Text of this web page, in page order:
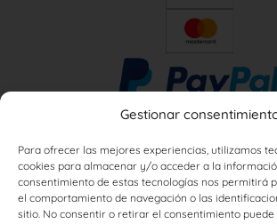
Gestionar
Para ofrecer las mejores experiencias, utilizamos
cookies para almacenar y/o acceder a la
consentimiento de estas tecnologías nos permitirá
el comportamiento de navegación o las
sitio. No consentir o retirar el consentimiento